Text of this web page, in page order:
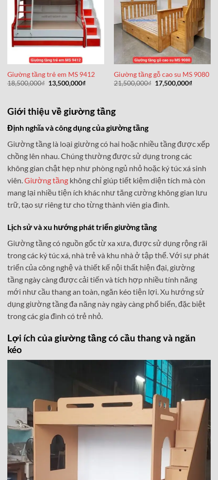
Giường tầng trẻ em MS 9412
18,500,000₫ Giá
gốc
13,500,000₫Giá
13,500,000₫.
Giường tầng gỗ cao su MS 9080
21,500,000₫ Giá
gốc
17,500,000₫Giá
Giới thiệu về giường tầng
Định nghĩa và công dụng của giường tầng
Giường tầng là loại giường có hai hoặc nhiều tầng được xếp
chồng lên nhau. Chúng thường được sử dụng trong các
không gian chật hẹp như phòng ngủ nhỏ hoặc ký túc xá sinh
viên.Giường tầng không chỉ giúp tiết kiệm diện tích mà còn
mang lại nhiều tiện ích khác như tăng cường không gian lưu
trữ, tạo sự riêng tư cho từng thành viên gia đình.
Lịch sử và xu hướng phát triển giường tầng
Giường tầng có nguồn gốc từ xa xưa, được sử dụng rộng rãi
trong các ký túc xá, nhà trẻ và khu nhà ở tập thể. Với sự phát
triển của công nghệ và thiết kế nội thất hiện đại, giường
tầng ngày càng được cải tiến và tích hợp nhiều tính năng
mới như cầu thang an toàn, ngăn kéo tiện lợi. Xu hướng sử
dụng giường tầng đa năng này ngày càng phổ biến, đặc biệt
trong các gia đình có trẻ nhỏ.
Lợi ích của giường tầng có cầu thang và ngăn
kéo